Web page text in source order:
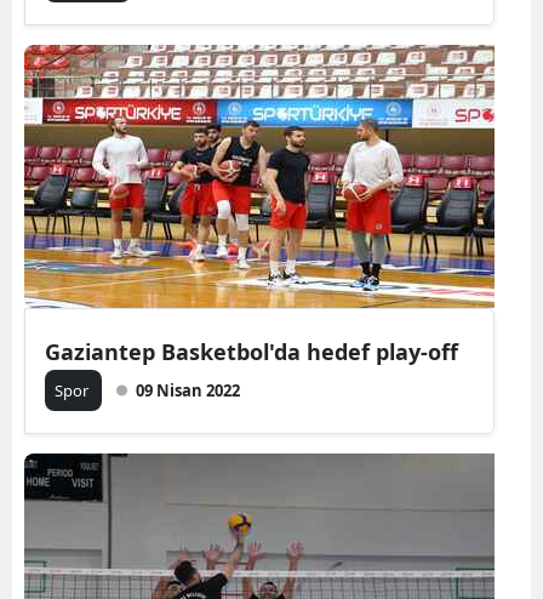
Kilis
Osmaniye
Düzce
Gaziantep Basketbol'da hedef play-off
Spor 09 Nisan 2022